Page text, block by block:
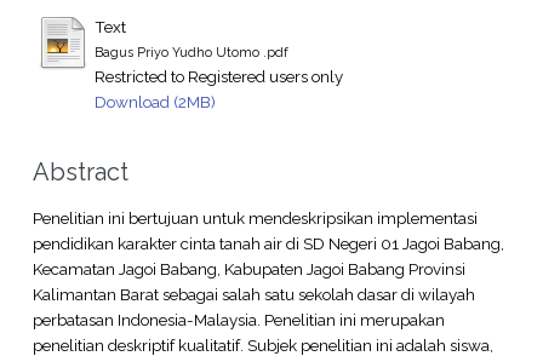
Text
Bagus Priyo Yudho Utomo .pdf
Restricted to Registered users only
Download (2MB)
Abstract
Penelitian ini bertujuan untuk mendeskripsikan implementasi
pendidikan karakter cinta tanah air di SD Negeri 01 Jagoi Babang,
Kecamatan Jagoi Babang, Kabupaten Jagoi Babang Provinsi
Kalimantan Barat sebagai salah satu sekolah dasar di wilayah
perbatasan Indonesia-Malaysia. Penelitian ini merupakan
penelitian deskriptif kualitatif. Subjek penelitian ini adalah siswa,